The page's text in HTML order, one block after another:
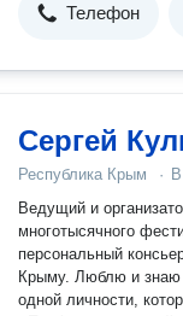
сотрудничество,
Телефон
Сергей
Республика Крым ·
Ведущий и организатор мероприятий (от камерной свадьбы до
многотысячного
персональный консьерж-сервис... Живу и
Крыму. Люблю и знаю
одной личности,